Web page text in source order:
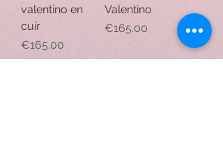
valentino en
cuir
Price
€165.00
Valentino
Price
€165.00